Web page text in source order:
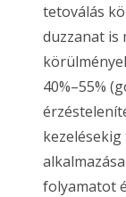
tetoválás
duzzanat is
40%–55%
folyamatot